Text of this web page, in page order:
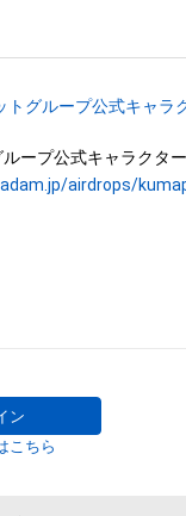
物（画像および映像、
せん。）にかかる知
等を出願する権利を含
本アイテムを保有して
的財産権を有すること
リングを含みますが、
および利用に関して、
グループ公式キャラク
ープ公式キャラクター
adam.jp/airdrops/
ン
こちら